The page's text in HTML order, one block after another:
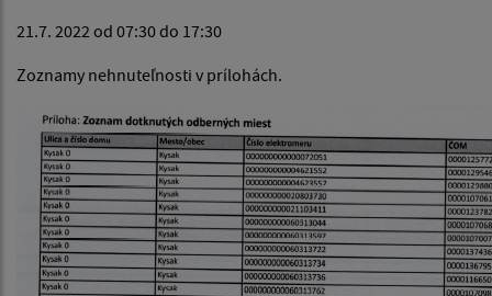
21.7. 2022 od 07:30 do 17:30
Zoznamy nehnuteľnosti v prílohách.